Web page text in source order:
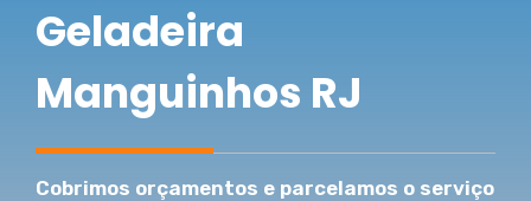
Geladeira
Manguinhos RJ
Cobrimos orçamentos e parcelamos o serviço